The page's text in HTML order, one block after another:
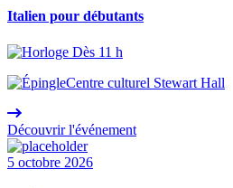
Italien pour débutants
Dès 11 h
Centre culturel Stewart Hall
Découvrir l'événement
5 octobre 2026